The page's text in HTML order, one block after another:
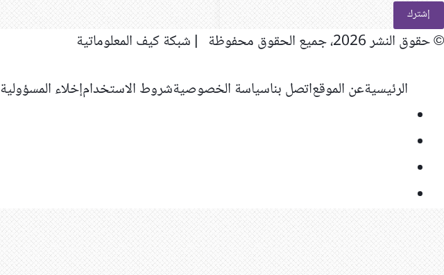
بريدك
الإلكتروني
© حقوق النشر 2026، جميع الحقوق محفوظة | شبكة كيف المعلوماتية
الرئيسيةعن الموقعاتصل بناسياسة الخصوصيةشروط الاستخدامإخلاء المسؤولية